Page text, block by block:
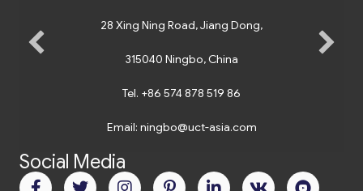
28 Xing Ning Road, Jiang Dong,
315040 Ningbo, China
Tel. +86 574 878 519 86
Email: ningbo@uct-asia.com
Social Media